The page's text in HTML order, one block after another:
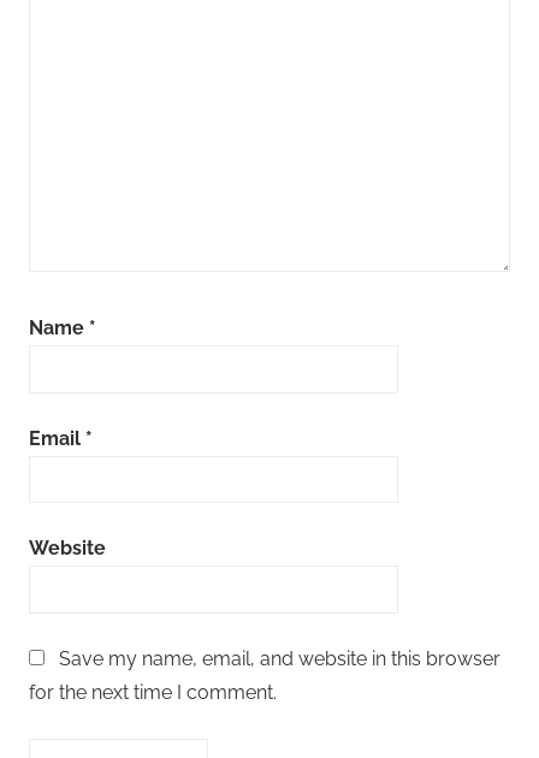
Name *
Email *
Website
Save my name, email, and website in this browser
for the next time I comment.